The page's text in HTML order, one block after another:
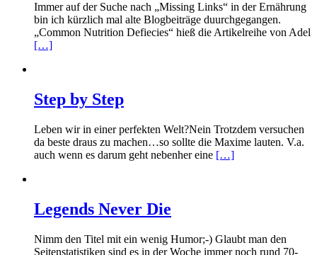
Immer auf der Suche nach „Missing Links“ in der Ernährung
bin ich kürzlich mal alte Blogbeiträge duurchgegangen.
„Common Nutrition Defiecies“ hieß die Artikelreihe von Adel
[…]
Step by Step
Leben wir in einer perfekten Welt?Nein Trotzdem versuchen
da beste draus zu machen…so sollte die Maxime lauten. V.a.
auch wenn es darum geht nebenher eine […]
Legends Never Die
Nimm den Titel mit ein wenig Humor;-) Glaubt man den
Seitenstatistiken sind es in der Woche immer noch rund 70-